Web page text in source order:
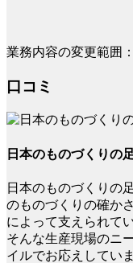
業務内容の変更範囲
口コミ
日本のものづくりの
日本のものづくりの
のものづくりの確か
によって支えられて
そんな生産現場のニ
イルでお応えしていま